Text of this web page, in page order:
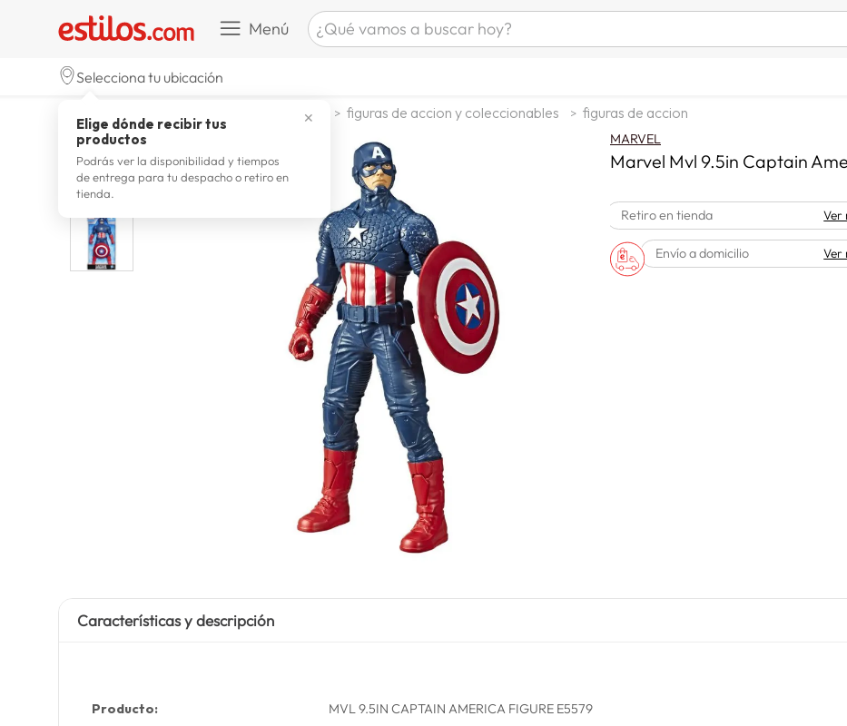
Menú ¿Qué vamos a buscar hoy?
zapatillas mujer
zapatillas hombre
moda
5. zapatillas
6. tv
7. laptop
8 terrex
9. lavadora
10. spiderman
Selecciona tu ubicación
✕
Elige dónde recibir tus
productos
Podrás ver la disponibilidad y tiempos
de entrega para tu despacho o retiro en
tienda.
jugueteria figuras de accion y coleccionables figuras de accion
MARVEL
Marvel Mvl 9.5in Captain
Retiro en tienda Ver
Envío a domicilio Ver
Características y descripción
Producto: MVL 9.5IN CAPTAIN AMERICA FIGURE E5579